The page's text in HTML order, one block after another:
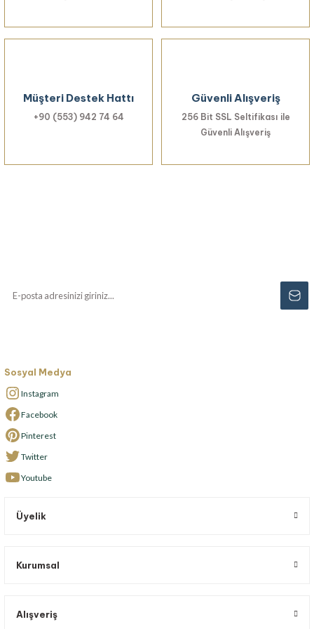
Müşteri Destek Hattı
+90 (553) 942 74 64
Güvenli Alışveriş
256 Bit SSL Seltifikası ile
Güvenli Alışveriş
Sosyal Medya
Instagram
Facebook
Pinterest
Twitter
Youtube
Üyelik
Kurumsal
Alışveriş